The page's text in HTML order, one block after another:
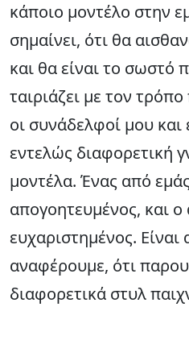
κάποιο μοντέλο στην
σημαίνει, ότι θα
και θα είναι το σωστό
ταιριάζει με τον
οι συνάδελφοί μου και
εντελώς διαφορετική
μοντέλα. Ένας από
απογοητευμένος, και ο
ευχαριστημένος.
αναφέρουμε, ότι
διαφορετικά στυλ